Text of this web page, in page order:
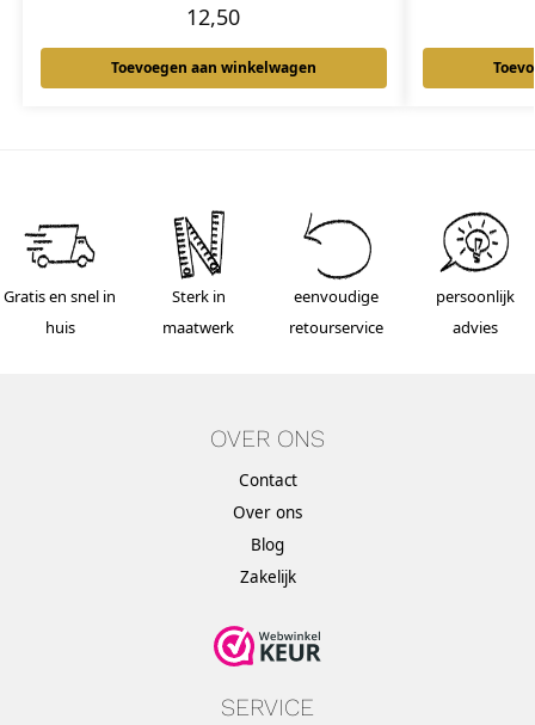
12,50
Toevoegen aan winkelwagen
Gratis en snel in
huis
Sterk in
maatwerk
eenvoudige
retourservice
persoonlijk
advies
OVER ONS
Contact
Over ons
Blog
Zakelijk
SERVICE